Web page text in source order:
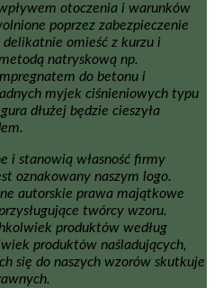
otoczenia i warunków
poprzez zabezpieczenie
omieść z kurzu i
natryskową np.
do betonu i
myjek ciśnieniowych typu
dłużej będzie cieszyła
i stanowią własność firmy
oznakowany naszym logo.
autorskie prawa majątkowe
twórcy wzoru.
produktów według
produktów naśladujących,
się do naszych wzorów skutkuje